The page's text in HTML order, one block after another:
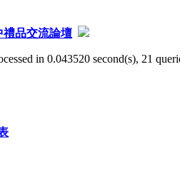
禮品交流論壇
in 0.043520 second(s), 21